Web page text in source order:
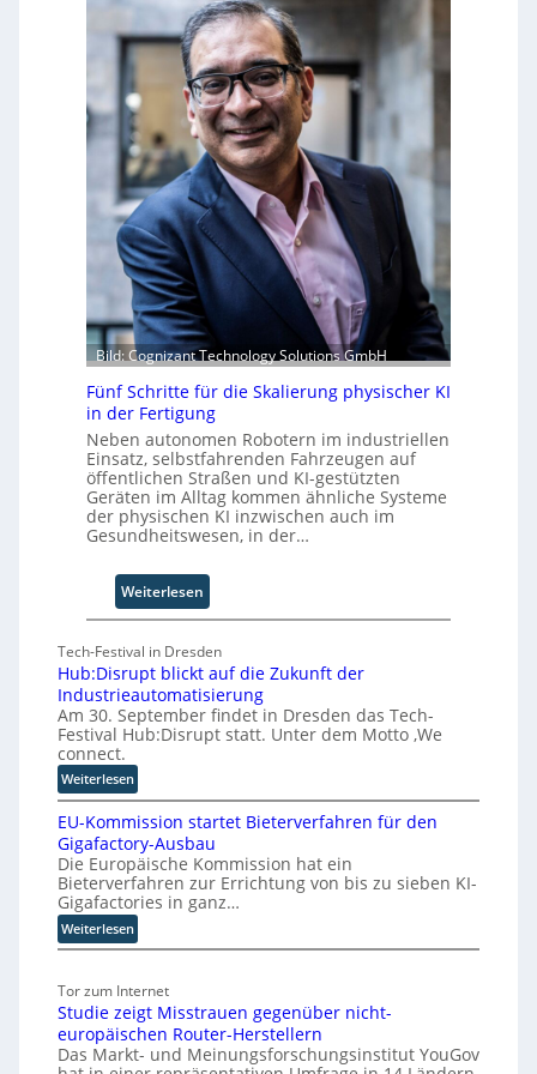
t
e
m
v
o
n
F
o
r
m
w
a
s
b
e
a
b
r
i
k
d
e
r
Z
u
k
u
f
t
u
s
b
e
r
u
f
t
S
t
e
f
a
n
S
c
h
w
a
b
z
u
m
C
o
-
C
O
Bild: Cognizant Technology Solutions GmbH
Fünf Schritte für die Skalierung physischer KI
in der Fertigung
Neben autonomen Robotern im industriellen
Einsatz, selbstfahrenden Fahrzeugen auf
öffentlichen Straßen und KI-gestützten
Geräten im Alltag kommen ähnliche Systeme
der physischen KI inzwischen auch im
Gesundheitswesen, in der…
Weiterlesen:
F
n
f
S
c
h
i
t
t
e
f
ü
d
S
k
a
Tech-Festival in Dresden
Hub:Disrupt blickt auf die Zukunft der
Industrieautomatisierung
Am 30. September findet in Dresden das Tech-
Festival Hub:Disrupt statt. Unter dem Motto ‚We
connect.
Weiterlesen:
H
u
b
:
D
i
s
r
p
t
b
l
EU-Kommission startet Bieterverfahren für den
Gigafactory-Ausbau
Die Europäische Kommission hat ein
Bieterverfahren zur Errichtung von bis zu sieben KI-
Gigafactories in ganz…
Weiterlesen:
E
-
K
o
m
Tor zum Internet
Studie zeigt Misstrauen gegenüber nicht-
europäischen Router-Herstellern
Das Markt- und Meinungsforschungsinstitut YouGov